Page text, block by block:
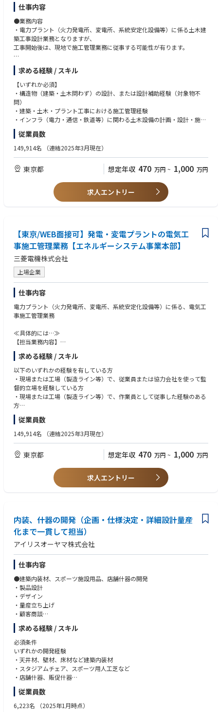
●想定されるキャリアパス
1.導入研修（最初の2週間）：大阪の関西支社にて、安全教育や基礎知識を
学びます。
2.現場OJT：先輩社員のいる現場へ配属。まずは補助業務からスタート
し、今までの経験に応じて数か月から1年を目安にして独り立ちを目指し
ます。
援あり）。
くことを期待しています。
●職場環境
残業時間：月平均１０時間/繁忙期４０時間
転勤可能性：将来的に東京・福岡への転勤可能性あり
リモートワーク：現地派遣時の導入実績はまだありません（大阪事務所帰
任時はリモートワークあり)
中途社員の割合：約20%
＜働き方＞
・本求人は「関西支社」所属ですが、業務の9割は各発電所等の現場常駐
となります。
案件により、3～4年の長期常駐や、数ヶ月～2年程度の単発案件など様々
です。
・充実の出張手当：当部門では、現地駐在を「転勤」ではなく「長期出
張」として扱います。そのため、出張期間中は日当や宿泊費が支給されま
す。
【変更の範囲】
会社の定める業務(※)
(※)業務の都合によっては会社外の職務に従事するため出向又は転属を命
じることがあります。
●使用言語、環境、ツール、資格等
使用言語、各種資料共に、日本語です。
●配属部署のミッション
【電力プラント建設センターのミッション】
建設技術の深化と進化により、電力システムの発展と社会課題の解決に
貢献すると共に、プラントの最前線で顧客価値を創造し続ける。
プラントの最前線で顧客価値を創造し続ける。
【建設課のミッション】
三菱電機の中の建設部隊として、最もユーザー、ビジネスパートナーに
近い立場を活かし、社内外を円滑につなぐ。
●業務のやりがい
重要インフラの一つである発電設備での、重要で責任のある業務であり、
やりがいを感じられる。
ビジネスパートナーなど、多くの人と関わり業務を進めていく事での達成
感を感じられる。
●事業/製品の強み
脱炭素電源、エネルギー供給の安定性確保に重要とされている原子力発電
所での業務に携わり、
責任のある業務を客先やビジネスパートナーと共に作り上げていく重要な
業務です。
●想定されるキャリアパス
1.導入研修（最初の2週間）：大阪の関西支社にて、安全教育や基礎知識を
学びます。
2.現場OJT：先輩社員のいる現場へ配属。まずは補助業務からスタート
し、今までの経験に応じて数か月から1年を目安にして独り立ちを目指し
ます。
3.資格取得：「1級電気工事施工管理技士」の取得を目指します（取得支
援あり）。
4.リーダーへ：将来的には現場の責任者（現場代理人）として活躍いただ
くことを期待しています。
中途社員の割合：約20%
仕事内容
●業務内容
・電力プラント（火力発電所、変電所、系統安定化設備等）に係る土木建
築工事設計業務となりますが、
工事開始後は、現地で施工管理業務に従事する可能性が有ります。
≪具体的には…≫
以下の2領域での業務に従事していただきます。
(1) 土木建築領域を含む工事計画・設計業務
・発電所/変電所プラントにおける土木建築（機械・電気品基礎、制御・
機器建屋、ケーブルトレンチ、外構等）
工事の計画設計(建築確認申請関連含む)
・現地施工段階における工事計画立案、設計対応、工事監理
具体例：
・離島向け蓄電池設備設置（フルターンキー案件、清水建設との協業）
・火力発電所建屋の建築確認申請図書作成（非常照明・避雷設備・誘導
・某所発電機棟の新設プロジェクト（詳細設計は2027年度初頭より開始
計、機材選定、物量算出、コスト見積
・実行計画に基づく設計対応・協力会社との調整
(共通業務)
・安全・品質・環境・法令遵守に関する部門活動への参画
【変更の範囲】
会社の定める業務(※)
(※)業務の都合によっては会社外の職務に従事するため出向又は転属を命
じることがあります。
●使用言語、環境、ツール、資格等
日本語（英語の読解力/会話能力があればより好ましい）
●配属部署のミッション
【電力プラント建設センターのミッション】
建設技術の深化と進化により、電力システムの発展と社会課題の解決に貢
献すると共に、プラント最前線で顧客価値を創造し続ける
【発変電プラント建設部のミッション】
火力発電所/変電所での円滑なプラント工事遂行を通じて電力安定供給に
寄与すると共に、蓄積した建設技術の応用により、
時代に応じた新たな電力システムの構築にも貢献する
【計画第二課のミッション】
国内火力発電所の新設、保全工事の案件遂行により、電力安定供給および
社会の脱炭素化実現に貢献する。
●業務のやりがい
・当社は電力インフラ分野のリーディング企業であり、社会インフラを支
・数十億円規模の大規模プロジェクトがあります。関係者全員の協力のも
と、現場の最前線で業務に携わり、
綿密な計画と高度な技術を駆使して工事を進め、自らの手でプラントを作
っていく事に魅力や達成感が感じられる仕事です。
・火力・再生可能エネルギー等の電力プラント建設において、構造物の基
礎設計や建屋設計を上流から一貫して担当いただけます。
●事業/製品の強み
当社の発電設備，送電・配電設備，計装制御システムなど電力プラントに
関わる主要電気設備は、
三菱電機と三菱電機グループ内で全て供給することができ、国内外で数多
くの納入実績があります。
長年に渡り培ってきた「技術力，経験，総合力」は国内外の多くの顧客か
今後も更なる技術革新を進めながら、持続可能な社会の実現に貢献してい
きます。
●想定されるキャリアパス
自家用発電所新設工事の構造設計を中心とした土木建築の計画業務に従事
して頂きます。その後は、現地施工管理業務に従事頂き、
能力や適正に応じて国内外の発電プラントに係る電気工事計画業務等に従
事頂くことを想定しています。
求める経験 / スキル
【いずれか必須】
・構造物（建築・土木問わず）の設計、または設計補助経験（対象物不
問）
・建築・土木・プラント工事における施工管理経験
・インフラ（電力・通信・鉄道等）に関わる土木設備の計画・設計・施工
管理いずれかの経験
【歓迎要件】
【求める人物像】
・顧客や機械メーカー及び社内の関連部門などと連携し、プラント建設を
推進するための適切なコミュニケーションをとれる方
・新しい分野への挑戦意欲や好奇心が旺盛な方
従業員数
149,914名 （連結2025年3月現在）
東京都 想定年収 470 万円 ~ 1,000 万円
求人エントリー
【東京/WEB面接可】発電・変電プラントの電気工
事施工管理業務【エネルギーシステム事業本部】
三菱電機株式会社
上場企業
仕事内容
電力プラント（火力発電所、変電所、系統安定化設備等）に係る、電気工
事施工管理業務
≪具体的には…≫
【担当業務内容】
火力発電所、変電所、系統安定化設備の新設工事に係る、
各種プラント設備（変圧器、開閉装置、各種制御盤、配電盤等）の現地で
の据付・配線工事他、施工管理業務に従事頂きます。
【担当予定案件】
①電力会社等の発電事業者を顧客とした、大型の火力発電所新設プロジェ
クト
新設・既設改造・修繕工事
のいずれかを担当頂く予定です。
①１年～２年程度：大規模なプロジェクトで、類似案件経験者である現地
②数週間～数か月程度：現地責任者サポートのもと、２～３人程度の中で
案件を担当いただく。
会社の定める業務(※)
(※)業務の都合によっては会社外の職務に従事するため出向又は転属を命
じることがあります。
●使用言語、環境、ツール、資格等
日本語（英語の読解力/会話能力があればより好ましい）
●配属部署のミッション
【事業部のミッション】
建設技術の深化と進化により、電力システムの発展と社会課題の解決に
貢献すると共に、プラント最前線で顧客価値を創造し続ける
【発変電プラント建設部のミッション】
火力発電所/変電所での円滑なプラント工事遂行を通じて電力安定供給に
寄与すると共に、蓄積した建設技術の応用により、時代に応じた新たな電
力システムの構築にも貢献する
【建設課のミッション】
国内/海外火力発電所の新設、並びに海外既設発電所の保全工事の案件遂
行により、電力安定供給および
社会の脱炭素化実現に貢献する。
求める経験 / スキル
以下のいずれかの経験を有している方
・現場または工場（製造ライン等）で、従業員または協力会社を使って監
督的立場を経験している方
・現場または工場（製造ライン等）で、作業員として従事した経験のある
方
【歓迎要件】
・１/2級電気工事施工管理技士
従業員数
149,914名 （連結2025年3月現在）
東京都 想定年収 470 万円 ~ 1,000 万円
求人エントリー
内装、什器の開発（企画・仕様決定・詳細設計量産
化まで一貫して担当）
アイリスオーヤマ株式会社
仕事内容
●建築内装材、スポーツ施設用品、店舗什器の開発
・製品設計
・デザイン
・量産立ち上げ
・顧客商談
・商品企画・アイディア提案
【開発可能性のある製品例】
・天井材、壁材、床材など建築内装材
・スタジアムチェア、スポーツ用人工芝など
・店舗什器、販促什器
・自分のアイデアを具現化したい方
・好奇心を持ち、新しい分野に目標を持ちチャレンジできる方
求める経験 / スキル
必須条件
いずれかの開発経験
・天井材、壁材、床材など建築内装材
・スタジアムチェア、スポーツ用人工芝など
・店舗什器、販促什器
歓迎条件
・建築業界での開発業務経験
従業員数
6,223名 （2025年1月時点）